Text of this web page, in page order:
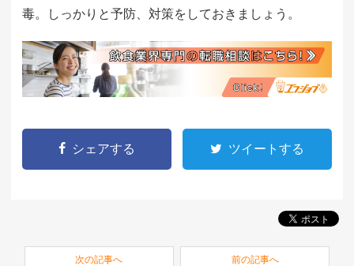
毒。しっかりと予防、対策をしておきましょう。
シェアする ツイートする
次の記事へ 前の記事へ